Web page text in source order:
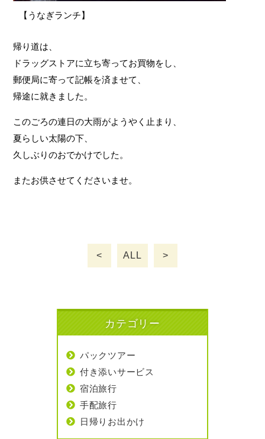
【うなぎランチ】
帰り道は、
ドラッグストアに立ち寄ってお買物をし、
郵便局に寄って記帳を済ませて、
帰途に就きました。
このごろの連日の大雨がようやく止まり、
夏らしい太陽の下、
久しぶりのおでかけでした。
またお供させてくださいませ。
< ALL >
カテゴリー
パックツアー
付き添いサービス
宿泊旅行
手配旅行
日帰りお出かけ